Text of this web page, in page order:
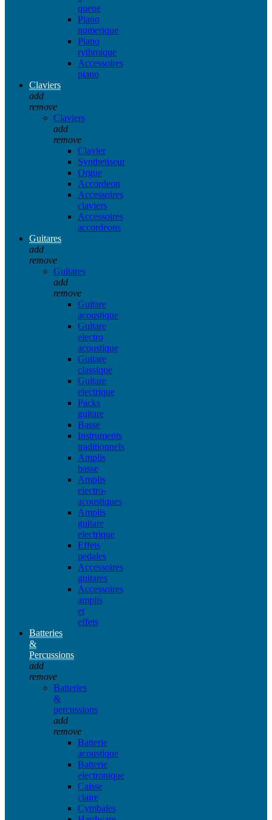
queue
Piano
numerique
Piano
rythmique
Accessoires
piano
Claviers
add
remove
Claviers
add
remove
Clavier
Synthetiseur
Orgue
Accordeon
Accessoires
claviers
Accessoires
accordeons
Guitares
add
remove
Guitares
add
remove
Guitare
acoustique
Guitare
electro
acoustique
Guitare
classique
Guitare
electrique
Packs
guitare
Basse
Instruments
traditionnels
Amplis
basse
Amplis
electro-
acoustiques
Amplis
guitare
electrique
Effets
pedales
Accessoires
guitares
Accessoires
amplis
et
effets
Batteries
&
Percussions
add
remove
Batteries
&
percussions
add
remove
Batterie
acoustique
Batterie
electronique
Caisse
claire
Cymbales